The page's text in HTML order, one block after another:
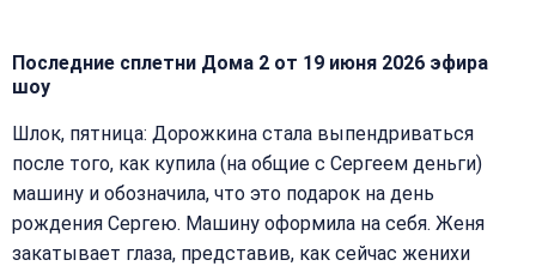
Последние сплетни Дома 2 от 19 июня 2026 эфира
шоу
Шлок, пятница: Дорожкина стала выпендриваться
после того, как купила (на общие с Сергеем деньги)
машину и обозначила, что это подарок на день
рождения Сергею. Машину оформила на себя. Женя
закатывает глаза, представив, как сейчас женихи